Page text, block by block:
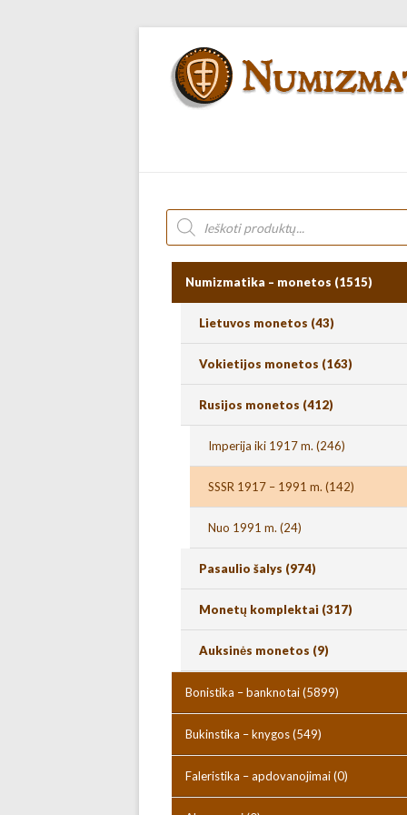
Numizmatika – monetos (1515)
Lietuvos monetos (43)
Vokietijos monetos (163)
Rusijos monetos (412)
Imperija iki 1917 m. (246)
SSSR 1917 – 1991 m. (142)
Nuo 1991 m. (24)
Pasaulio šalys (974)
Monetų komplektai (317)
Auksinės monetos (9)
Bonistika – banknotai(5899)
Bukinstika – knygos(549)
Faleristika – apdovanojimai(0)